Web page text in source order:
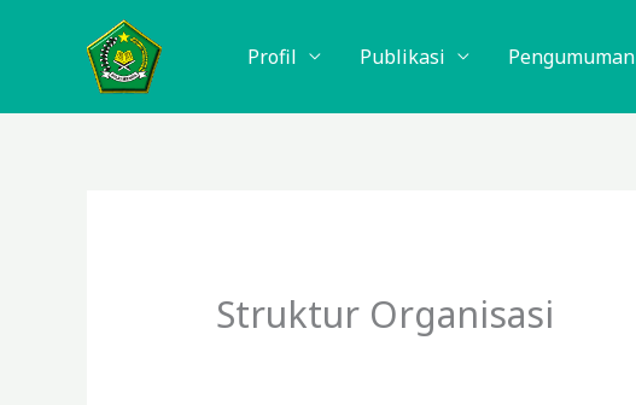
Profil Publikasi Pengumuman
Struktur Organisasi